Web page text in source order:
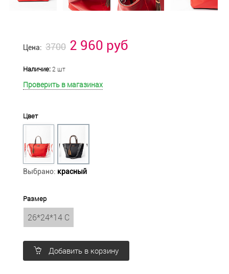
Цена: 3700 2 960 руб
Наличие:2 шт
Проверить в магазинах
Цвет
Выбрано: красный
Размер
26*24*14 С
Добавить в корзину